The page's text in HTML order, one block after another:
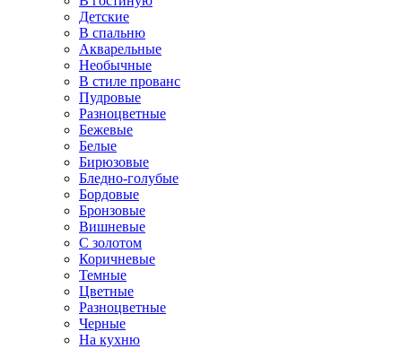
Детские
В спальню
Акварельные
Необычные
В стиле прованс
Пудровые
Разноцветные
Бежевые
Белые
Бирюзовые
Бледно-голубые
Бордовые
Бронзовые
Вишневые
С золотом
Коричневые
Темные
Цветные
Разноцветные
Черные
На кухню